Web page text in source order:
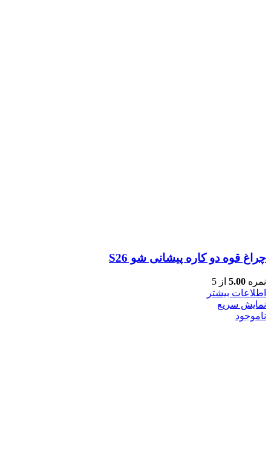
چراغ قوه دو کاره پیشانی شو S26
نمره 5.00 از 5
اطلاعات بیشتر
نمایش سریع
ناموجود